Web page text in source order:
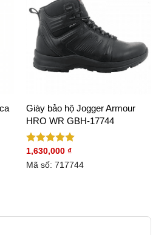
Giày bảo hộ Jogger Armour
HRO WR GBH-17744
Được xếp
hạng5.00
5 sao
1,630,000 ₫
Mã số: 717744